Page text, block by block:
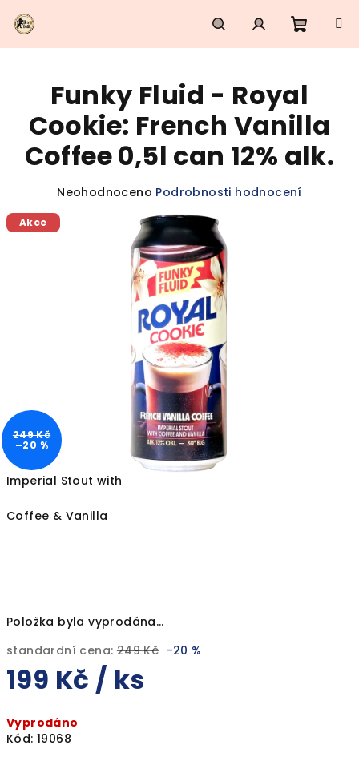
na
obsah
HledatPřihlášení
košík
Imperial Stout with
Coffee & Vanilla
Položka byla vyprodána…
standardní cena: 249 Kč –20 %
199 Kč / ks
cena:
Vyprodáno
Kód: 19068
Funky Fluid - Royal
Cookie: French Vanilla
Coffee 0,5l can 12% alk.
Průměrné
produktu
Neohodnoceno Podrobnosti hodnocení
Akce
249 Kč
–20 %